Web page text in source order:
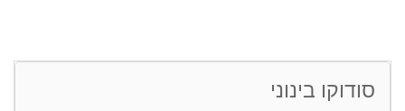
סודוקו בינוני